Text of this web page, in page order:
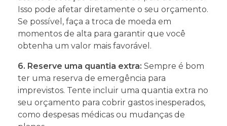
Isso pode afetar diretamente o seu orçamento.
Se possível, faça a troca de moeda em
momentos de alta para garantir que você
obtenha um valor mais favorável.
6. Reserve uma quantia extra: Sempre é bom
ter uma reserva de emergência para
imprevistos. Tente incluir uma quantia extra no
seu orçamento para cobrir gastos inesperados,
como despesas médicas ou mudanças de